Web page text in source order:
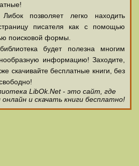
позволяет легко находить
писателя как с помощью
поисковой формы.
будет полезна многим
информацию! Заходите,
скачивайте бесплатные книги, без
LibOk.Net - это сайт, где
и скачать книги бесплатно!